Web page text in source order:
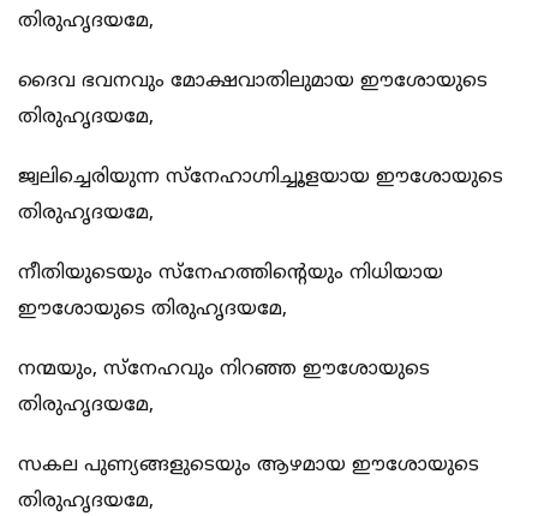
തിരുഹൃദയമേ,
ദൈവ ഭവനവും മോക്ഷവാതിലുമായ ഈശോയുടെ
തിരുഹൃദയമേ,
ജ്വലിച്ചെരിയുന്ന സ്നേഹാഗ്നിച്ചൂളയായ ഈശോയുടെ
തിരുഹൃദയമേ,
നീതിയുടെയും സ്നേഹത്തിന്‍റെയും നിധിയായ
ഈശോയുടെ തിരുഹൃദയമേ,
നന്മയും, സ്നേഹവും നിറഞ്ഞ ഈശോയുടെ
തിരുഹൃദയമേ,
സകല പുണ്യങ്ങളുടെയും ആഴമായ ഈശോയുടെ
തിരുഹൃദയമേ,